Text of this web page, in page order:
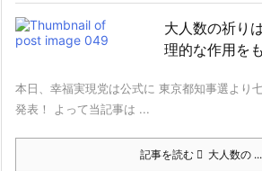
大人数の祈り
理的な作用を
本日、幸福実現党は公式に 東京都知事選より
発表！ よって当記事は ...
記事を読む 大人数の ...